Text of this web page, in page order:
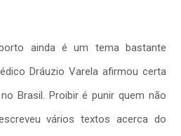
ainda é um tema bastante
Dráuzio Varela afirmou certa
Brasil. Proibir é punir quem não
vários textos acerca do